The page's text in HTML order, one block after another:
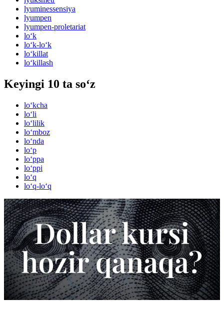
lyuminessensiya
lyumpen
lyumpen-proletariat
lo‘k
lo‘k-lo‘k
lo‘killat
lo‘killash
Keyingi 10 ta so‘z
lo‘kcha
lo‘li
lo‘lilik
lo‘mboz
lo‘nda
lo‘p
lo‘ppa
lo‘ppi
lo‘q
lo‘q-lo‘q